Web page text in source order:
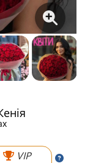
VIP